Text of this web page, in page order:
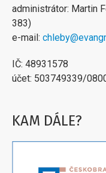
administrátor: Martin
383)
e-mail:
IČ: 48931578
účet: 503749339/
KAM DÁLE?